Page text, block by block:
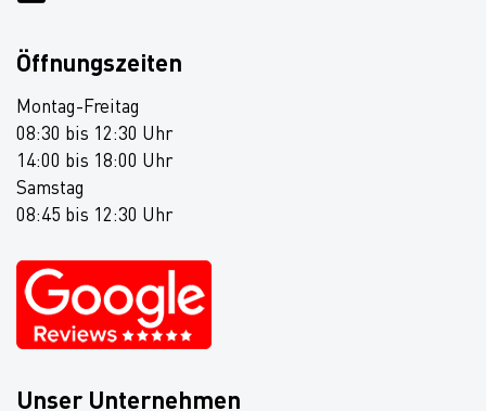
Öffnungszeiten
Montag-Freitag
08:30 bis 12:30 Uhr
14:00 bis 18:00 Uhr
Samstag
08:45 bis 12:30 Uhr
Unser Unternehmen